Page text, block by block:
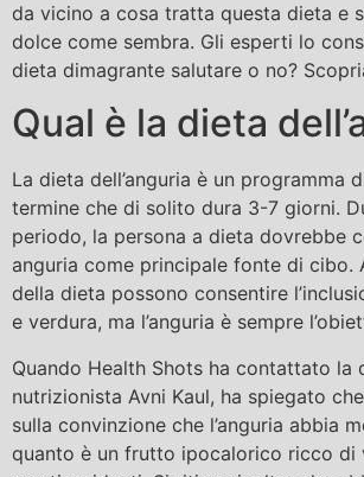
da vicino a cosa tratta questa dieta e
dolce come sembra. Gli esperti lo
dieta dimagrante salutare o no?
Qual è la dieta
La dieta dell’anguria è un programma
termine che di solito dura 3-7 giorni.
periodo, la persona a dieta dovrebbe
anguria come principale fonte di cibo.
della dieta possono consentire
e verdura, ma l’anguria è sempre
Quando Health Shots ha contattato la
nutrizionista Avni Kaul, ha spiegato
sulla convinzione che l’anguria abbia
quanto è un frutto ipocalorico ricco di